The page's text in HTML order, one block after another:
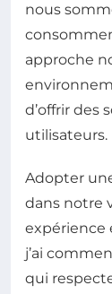
nous
approche
d’offrir des
utilisateurs.
Adopter
dans notre
expérience
j’ai
qui